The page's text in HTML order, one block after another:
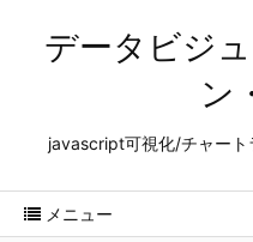
データビジ
ン
javascript可視化/チャー
メニュー